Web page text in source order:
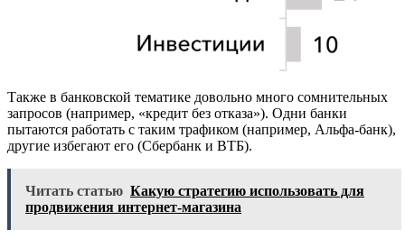
Также в банковской тематике довольно много сомнительных
запросов (например, «кредит без отказа»). Одни банки
пытаются работать с таким трафиком (например, Альфа-банк),
другие избегают его (Сбербанк и ВТБ).
Читать статью Какую стратегию использовать для
продвижения интернет-магазина